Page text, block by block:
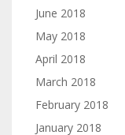
June 2018
May 2018
April 2018
March 2018
February 2018
January 2018